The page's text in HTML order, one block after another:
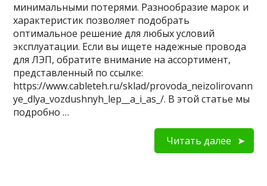
минимальными потерями. Разнообразие марок и
характеристик позволяет подобрать
оптимальное решение для любых условий
эксплуатации. Если вы ищете надежные провода
для ЛЭП, обратите внимание на ассортимент,
представленный по ссылке:
https://www.cableteh.ru/sklad/provoda_neizolirovann
ye_dlya_vozdushnyh_lep__a_i_as_/. В этой статье мы
подробно …
Читать далее